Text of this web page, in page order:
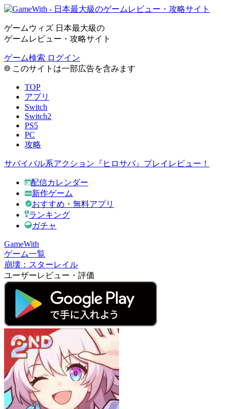
ゲームウィズ 日本最大級の
ゲームレビュー・攻略サイト
ゲーム検索 ログイン
このサイトは一部広告を含みます
TOP
アプリ
Switch
Switch2
PS5
PC
攻略
サバイバル系アクション『ヒロサバ』プレイレビュー！
配信カレンダー
新作ゲーム
おすすめ・無料アプリ
ランキング
ガチャ
GameWith
ゲーム一覧
崩壊：スターレイル
ユーザーレビュー・評価